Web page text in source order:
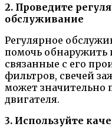
2. Проведите
обслуживание
Регулярное
помочь
связанные с его
фильтров, свечей
может значительно
двигателя.
3. Используйте